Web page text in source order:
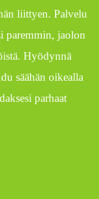
liittyen. Palvelu
paremmin, jaolon
Hyödynnä
säähän oikealla
parhaat